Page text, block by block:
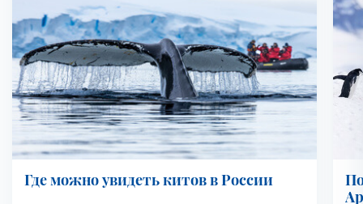
Где можно увидеть китов в России